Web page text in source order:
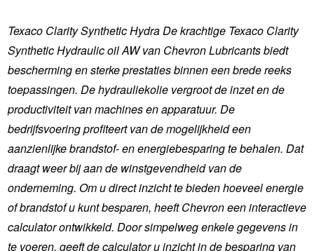
Texaco Clarity Synthetic Hydra De krachtige Texaco Clarity
Synthetic Hydraulic oil AW van Chevron Lubricants biedt
bescherming en sterke prestaties binnen een brede reeks
toepassingen. De hydrauliekolie vergroot de inzet en de
productiviteit van machines en apparatuur. De
bedrijfsvoering profiteert van de mogelijkheid een
aanzienlijke brandstof- en energiebesparing te behalen. Dat
draagt weer bij aan de winstgevendheid van de
onderneming. Om u direct inzicht te bieden hoeveel energie
of brandstof u kunt besparen, heeft Chevron een interactieve
calculator ontwikkeld. Door simpelweg enkele gegevens in
te voeren, geeft de calculator u inzicht in de besparing van